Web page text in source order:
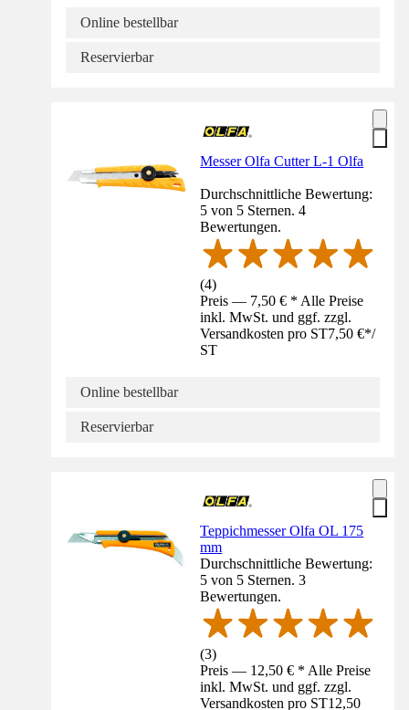
Online bestellbar
Reservierbar
Messer Olfa Cutter L-1 Olfa
Durchschnittliche Bewertung:
5 von 5 Sternen. 4
Bewertungen.
(4)
Preis — 7,50 € * Alle Preise
inkl. MwSt. und ggf. zzgl.
Versandkosten pro ST7,50 €*/
ST
Online bestellbar
Reservierbar
Teppichmesser Olfa OL 175
mm
Durchschnittliche Bewertung:
5 von 5 Sternen. 3
Bewertungen.
(3)
Preis — 12,50 € * Alle Preise
inkl. MwSt. und ggf. zzgl.
Versandkosten pro ST12,50